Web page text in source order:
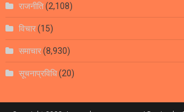
राजनीति(2,108)
विचार(15)
समाचार(8,930)
सूचनाप्रविधि(20)